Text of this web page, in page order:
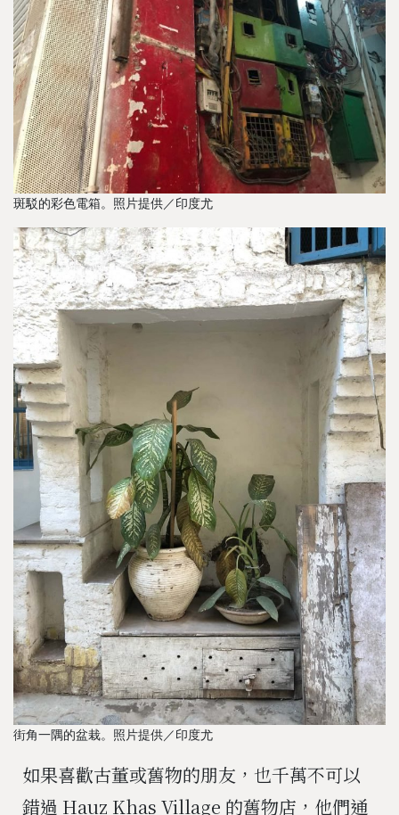
斑駁的彩色電箱。照片提供／印度尤
街角一隅的盆栽。照片提供／印度尤
如果喜歡古董或舊物的朋友，也千萬不可以
錯過 Hauz Khas Village 的舊物店，他們通